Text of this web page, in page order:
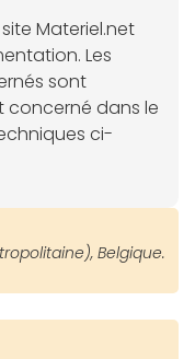
Materiel.net
Les
sont
dans le
ci-
Belgique.